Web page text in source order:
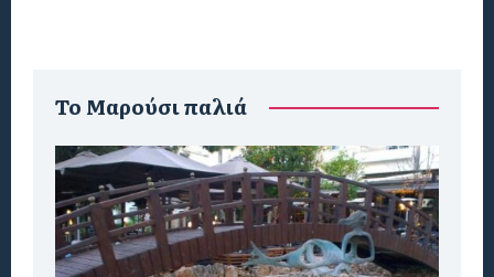
To Μαρούσι παλιά